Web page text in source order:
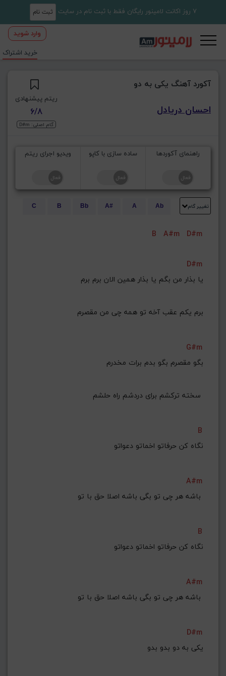
7 روز اکانت لامینور رایگان فقط با ثبت نام در سایت ثبت نام
وارد شوید
خرید اشتراک
آکورد آهنگ یکی به دو
احسان دریادل
ریتم پیشنهادی
6/8
گام اصلی: D#m
راهنمای آکوردها ساده سازی با کاپو ویدیو اجرای ریتم
تغییر گام Ab
A
A#
Bb
B
C
B A#m D#m
D#m
یا بذار من بگم یا بذار همین الان برم برم
برم یکم عقب آخه تو همه چی من مقصرم
G#m
بگو مقصرم بگو بدم برات مخدرم
B
نگاه کن حرفاتو اخماتو دعواتو
A#m
B
نگاه کن حرفاتو اخماتو دعواتو
A#m
D#m